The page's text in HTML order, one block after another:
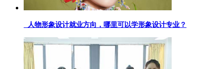
人物形象设计就业方向，哪里可以学形象设计专业？